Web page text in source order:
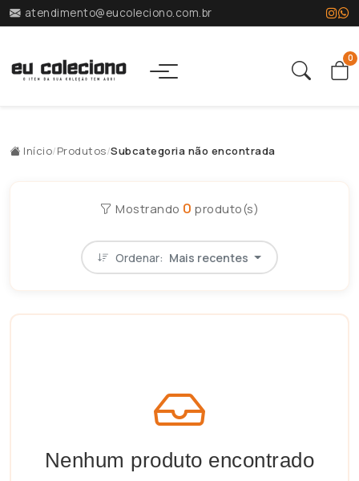
atendimento@eucoleciono.com.br
0
Início/Produtos/Subcategoria não encontrada
Mostrando 0 produto(s)
Ordenar: Mais recentes
Nenhum produto encontrado